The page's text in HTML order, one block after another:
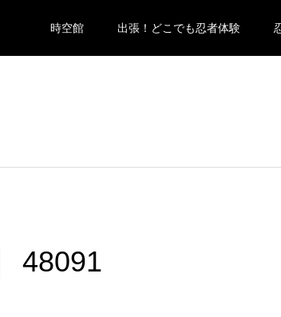
時空館 出張！どこでも忍者体験
48091